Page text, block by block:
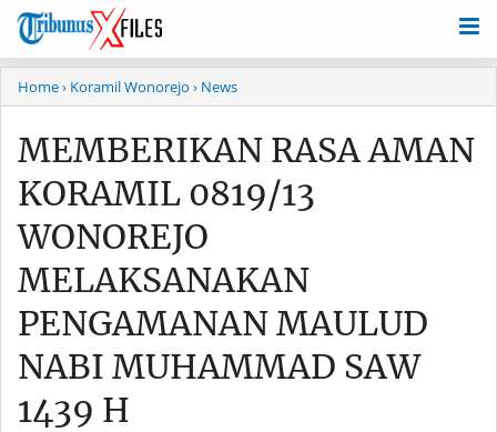
Home› Koramil Wonorejo › News
MEMBERIKAN RASA AMAN
KORAMIL 0819/13
WONOREJO
MELAKSANAKAN
PENGAMANAN MAULUD
NABI MUHAMMAD SAW
1439 H